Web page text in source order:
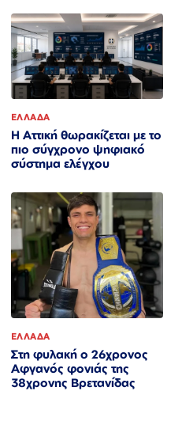
ΕΛΛΑΔΑ
Η Αττική θωρακίζεται με το
πιο σύγχρονο ψηφιακό
σύστημα ελέγχου
ΕΛΛΑΔΑ
Στη φυλακή ο 26χρονος
Αφγανός φονιάς της
38χρονης Βρετανίδας